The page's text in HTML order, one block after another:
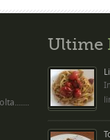
Ultime